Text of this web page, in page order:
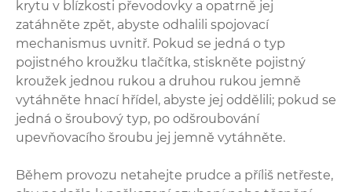
krytu v blízkosti převodovky a opatrně jej
zatáhněte zpět, abyste odhalili spojovací
mechanismus uvnitř. Pokud se jedná o typ
pojistného kroužku tlačítka, stiskněte pojistný
kroužek jednou rukou a druhou rukou jemně
vytáhněte hnací hřídel, abyste jej oddělili; pokud se
jedná o šroubový typ, po odšroubování
upevňovacího šroubu jej jemně vytáhněte.
Během provozu netahejte prudce a příliš netřeste,